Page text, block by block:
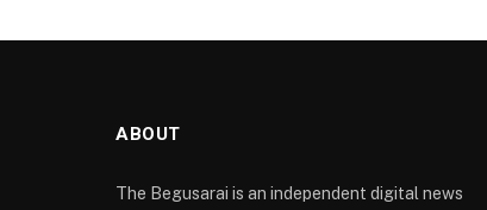
ABOUT
The Begusarai is an independent digital news